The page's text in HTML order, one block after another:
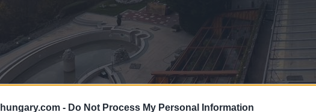
- Do Not Process My Personal Information